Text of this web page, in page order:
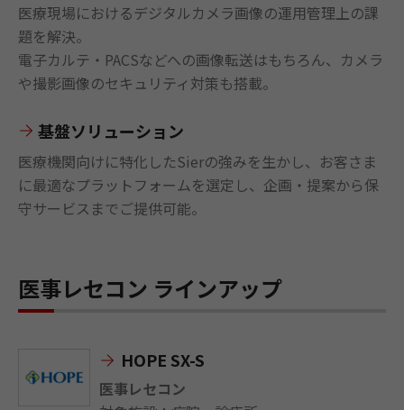
医療現場におけるデジタルカメラ画像の運用管理上の課
題を解決。
電子カルテ・PACSなどへの画像転送はもちろん、カメラ
や撮影画像のセキュリティ対策も搭載。
基盤ソリューション
医療機関向けに特化したSierの強みを生かし、お客さま
に最適なプラットフォームを選定し、企画・提案から保
守サービスまでご提供可能。
医事レセコン ラインアップ
HOPE SX-S
医事レセコン